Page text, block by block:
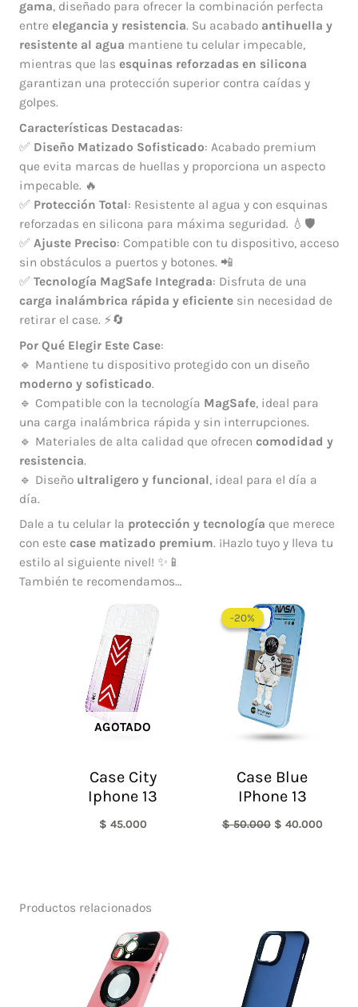
gama, diseñado para ofrecer la combinación perfecta
entre elegancia y resistencia. Su acabado antihuella y
resistente al agua mantiene tu celular impecable,
mientras que las esquinas reforzadas en silicona
garantizan una protección superior contra caídas y
golpes.
Características Destacadas:
✅ Diseño Matizado Sofisticado: Acabado premium
que evita marcas de huellas y proporciona un aspecto
impecable. 🔥
✅ Protección Total: Resistente al agua y con esquinas
reforzadas en silicona para máxima seguridad. 💧🛡️
✅ Ajuste Preciso: Compatible con tu dispositivo, acceso
sin obstáculos a puertos y botones. 📲
✅ Tecnología MagSafe Integrada: Disfruta de una
carga inalámbrica rápida y eficientesin necesidad de
retirar el case. ⚡🔄
Por Qué Elegir Este Case:
🔹 Mantiene tu dispositivo protegido con un diseño
moderno y sofisticado.
🔹 Compatible con la tecnología MagSafe, ideal para
una carga inalámbrica rápida y sin interrupciones.
🔹 Materiales de alta calidad que ofrecen comodidad y
resistencia.
🔹 Diseño ultraligero y funcional, ideal para el día a
día.
Dale a tu celular la protección y tecnología que merece
con este case matizado premium. ¡Hazlo tuyo y lleva tu
estilo al siguiente nivel! ✨📱
También te recomendamos…
AGOTADO
Case City
Iphone 13
$ 45.000
-20%
-20%
Case Blue
IPhone 13
$50.000
precio
original
era:
$ 50.000.
$ 40.000
Productos relacionados